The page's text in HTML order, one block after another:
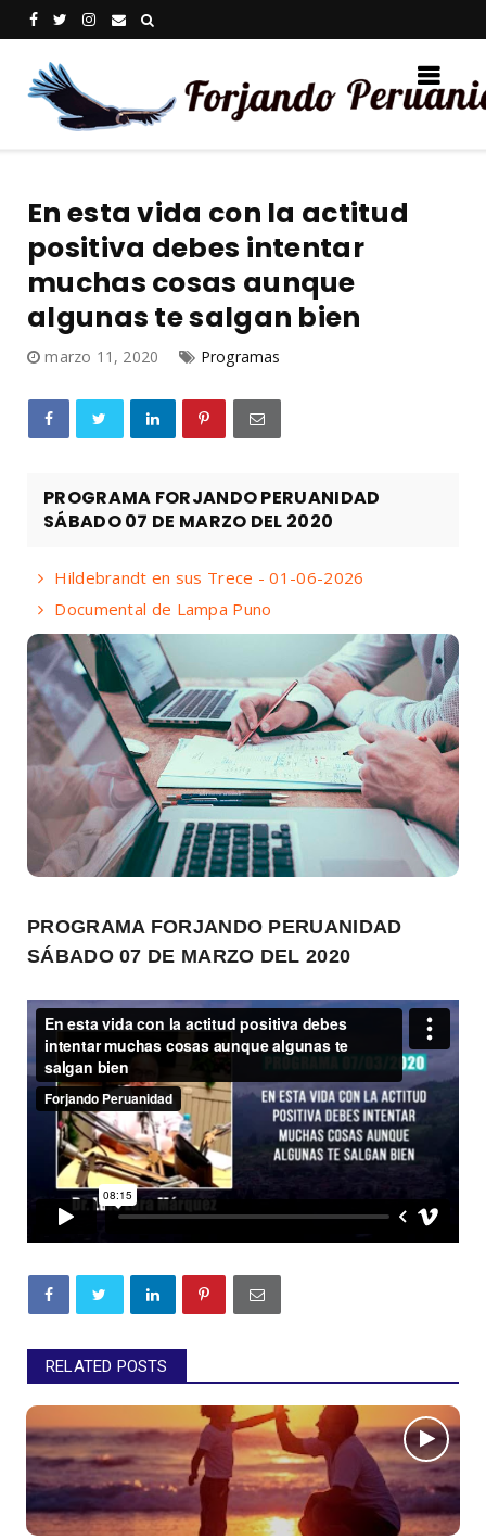
En esta vida con la actitud
positiva debes intentar
muchas cosas aunque
algunas te salgan bien
marzo 11, 2020 Programas
PROGRAMA FORJANDO PERUANIDAD
SÁBADO 07 DE MARZO DEL 2020
Hildebrandt en sus Trece - 01-06-2026
Documental de Lampa Puno
PROGRAMA FORJANDO PERUANIDAD
SÁBADO 07 DE MARZO DEL 2020
RELATED POSTS